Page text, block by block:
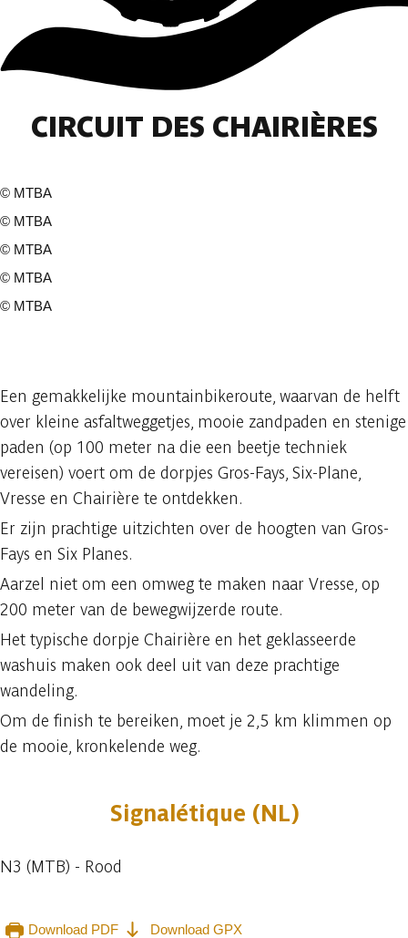
CIRCUIT DES CHAIRIÈRES
© MTBA
© MTBA
© MTBA
© MTBA
© MTBA
Een gemakkelijke mountainbikeroute, waarvan de helft
over kleine asfaltweggetjes, mooie zandpaden en stenige
paden (op 100 meter na die een beetje techniek
vereisen) voert om de dorpjes Gros-Fays, Six-Plane,
Vresse en Chairière te ontdekken.
Er zijn prachtige uitzichten over de hoogten van Gros-
Fays en Six Planes.
Aarzel niet om een omweg te maken naar Vresse, op
200 meter van de bewegwijzerde route.
Het typische dorpje Chairière en het geklasseerde
washuis maken ook deel uit van deze prachtige
wandeling.
Om de finish te bereiken, moet je 2,5 km klimmen op
de mooie, kronkelende weg.
Signalétique (NL)
N3 (MTB) - Rood
Download PDF
Download GPX